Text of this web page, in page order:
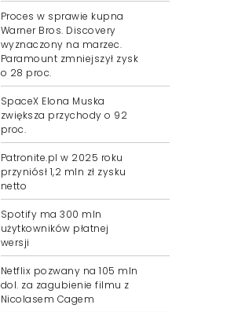
Proces w sprawie kupna
Warner Bros. Discovery
wyznaczony na marzec.
Paramount zmniejszył zysk
o 28 proc.
SpaceX Elona Muska
zwiększa przychody o 92
proc.
Patronite.pl w 2025 roku
przyniósł 1,2 mln zł zysku
netto
Spotify ma 300 mln
użytkowników płatnej
wersji
Netflix pozwany na 105 mln
dol. za zagubienie filmu z
Nicolasem Cagem